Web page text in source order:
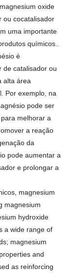
oxide
ou cocatalisador
uma importante
químicos..
é
de catalisador ou
alta área
Por exemplo, na
pode ser
melhorar a
a reação
da
pode aumentar a
e prolongar a
magnesium
magnesium
hydroxide
a wide range of
; magnesium
and
as reinforcing